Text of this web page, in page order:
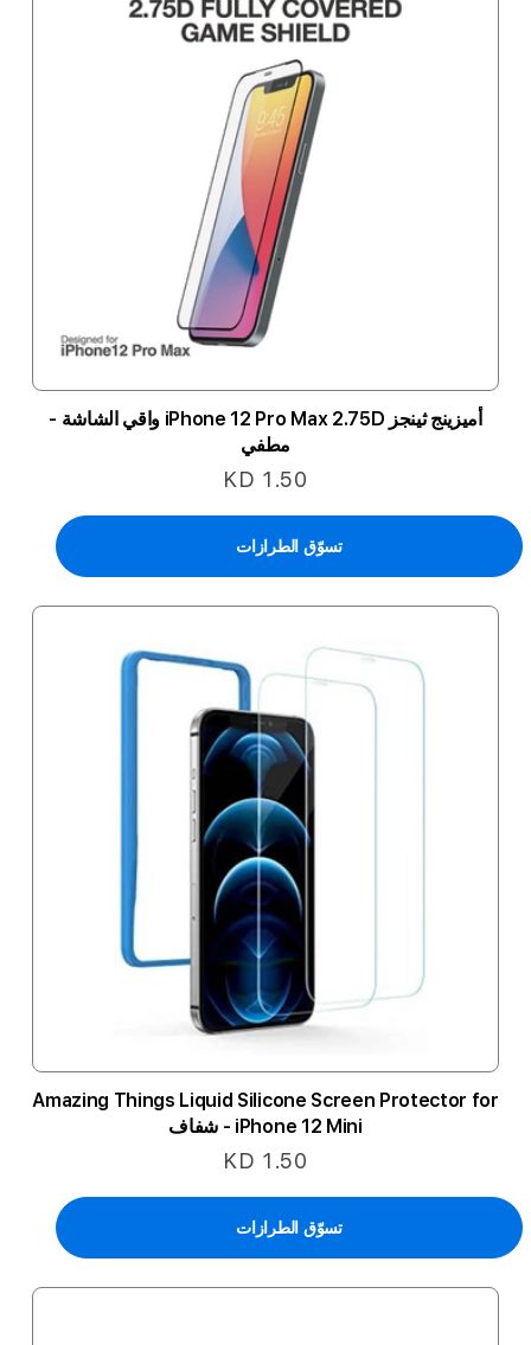
أميزينج ثينجز iPhone 12 Pro Max 2.75D واقي الشاشة -
مطفي
KD 1.50
تسوّق الطرازات
Amazing Things Liquid Silicone Screen Protector for
iPhone 12 Mini - شفاف
KD 1.50
تسوّق الطرازات